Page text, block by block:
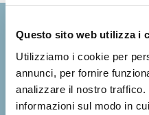
Questo sito web utilizza i
Utilizziamo i cookie per
annunci, per fornire
analizzare il nostro traffico.
informazioni sul modo in